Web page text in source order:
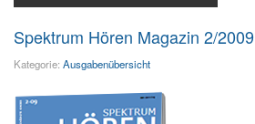
Spektrum Hören Magazin 2/2009
Kategorie: Ausgabenübersicht